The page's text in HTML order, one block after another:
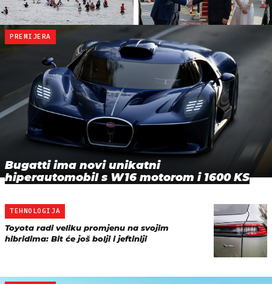
PREMIJERA
Bugatti ima novi unikatni
hiperautomobil s W16 motorom i 1600 KS
TEHNOLOGIJA
Toyota radi veliku promjenu na svojim
hibridima: Bit će još bolji i jeftiniji